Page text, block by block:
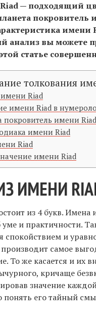
— подходящий
покровитель
имени
анализ вы можете
статье
толкования
Riad
имени Riad в
покровитель имени
имени Riad
Riad
имени Riad
ИМЕНИ
из 4 букв. Имена
уме и практичности.
спокойствием и
производит самое
То же касается и их
кричаще
значение
понять его тайный